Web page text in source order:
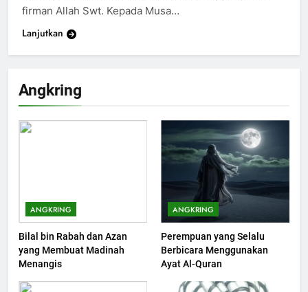
Angkring
ANGKRING
Bilal bin Rabah dan Azan
yang Membuat Madinah
Menangis
ANGKRING
Perempuan yang Selalu
Berbicara Menggunakan
Ayat Al-Quran
200
Khutbah jumat: Sejarah
Seebagai Pembangkit Jiwa
202
Khutbah Jumat : Supaya Amal
Bisa Diterima
firman Allah Swt. Kepada Musa…
Lanjutkan